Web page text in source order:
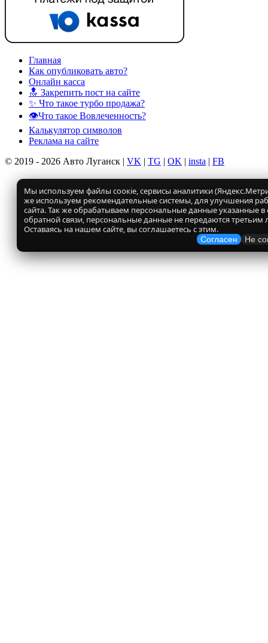
Главная
Как опубликовать авто?
Онлайн касса
🔝 Закрепить пост на сайте
✨ Что такое турбо продажа?
👁️Что такое Вовлеченность?
Калькулятор символов
Реклама на сайте
© 2019 - 2026 Авто Луганск | VK | TG | OK | insta | FB
Мы используем файлы соокіе, сервисы аналитики
же используем рекомендательные системы, для улучшения
сайта. Так же обрабатываем персональные данные указанные
обратной связи, персональные данные не передаются третьим
Оставаясь на нашем сайте, вы соглашаетесь с этим.
Согласен Не